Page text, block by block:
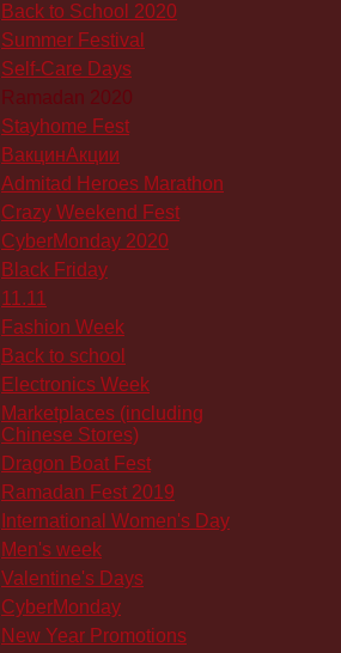
Back to School 2020
Summer Festival
Self-Care Days
Ramadan 2020
Stayhome Fest
ВакцинАкции
Admitad Heroes Marathon
Crazy Weekend Fest
CyberMonday 2020
Black Friday
11.11
Fashion Week
Back to school
Electronics Week
Marketplaces (including
Chinese Stores)
Dragon Boat Fest
Ramadan Fest 2019
International Women's Day
Men's week
Valentine's Days
CyberMonday
New Year Promotions